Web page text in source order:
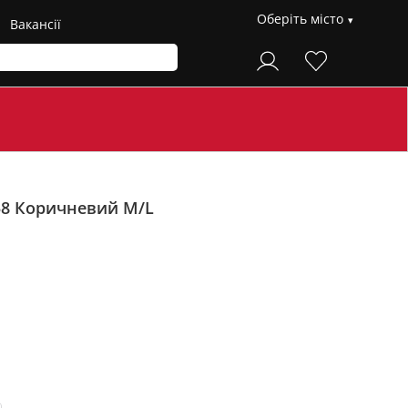
Вакансії Оберіть місто
Коричневий M/L